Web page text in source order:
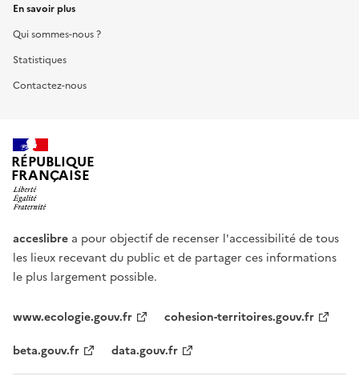
En savoir plus
Qui sommes-nous ?
Statistiques
Contactez-nous
RÉPUBLIQUE
FRANÇAISE
acceslibre a pour objectif de recenser l'accessibilité de tous
les lieux recevant du public et de partager ces informations
le plus largement possible.
www.ecologie.gouv.fr
cohesion-territoires.gouv.fr
beta.gouv.fr
data.gouv.fr